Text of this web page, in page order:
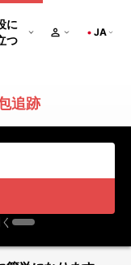
に
つ
JA
追跡